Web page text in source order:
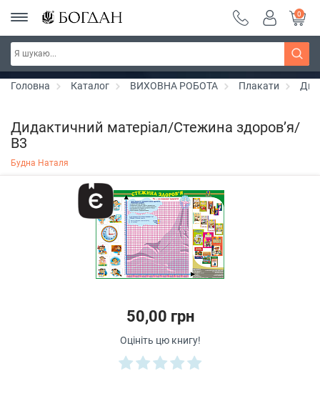
РОЗПРОДАЖ ~ 150 грн ~ 200 грн ~ 250 грн ~
300 грн ~ РОЗПРОДАЖ
Дізнатись більше
0
Головна Каталог ВИХОВНА РОБОТА Плакати
Дидактичний матеріал/Стежина здоров’я/
В3
Будна Наталя
50,00 грн
Оцініть цю книгу!